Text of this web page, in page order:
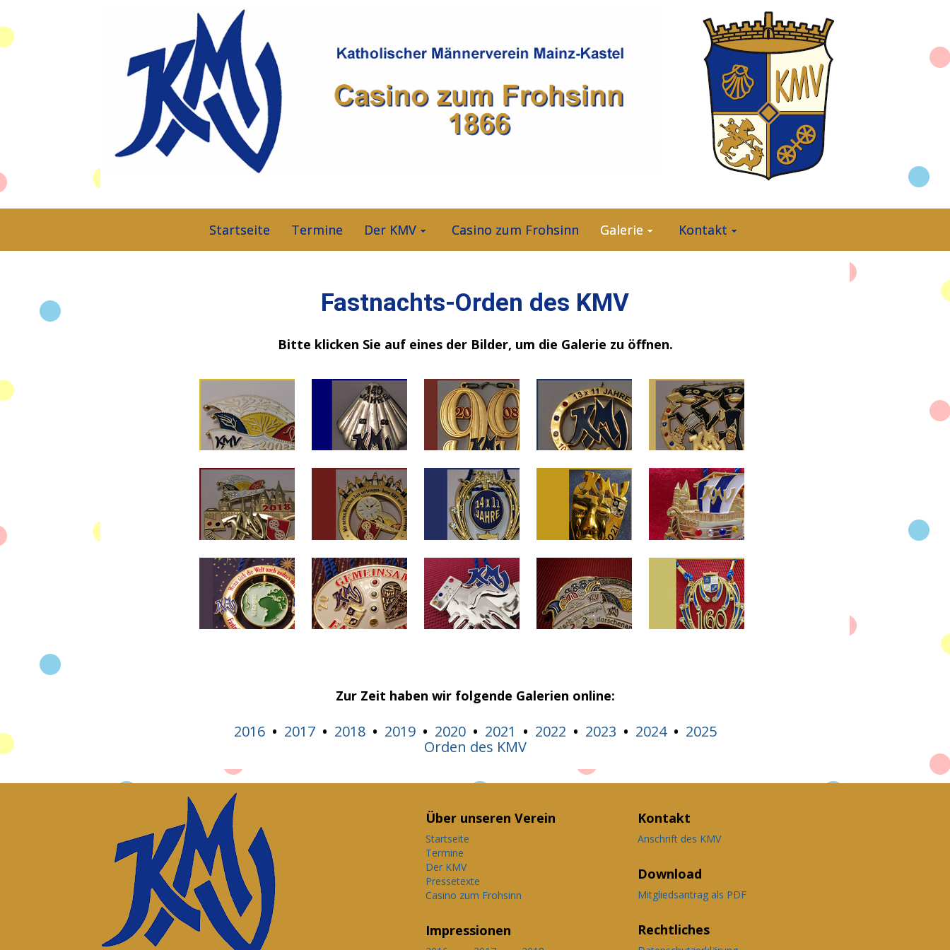
Startseite Termine Der KMV Casino zum Frohsinn Galerie Kontakt
Fastnachts-Orden des KMV
Bitte klicken Sie auf eines der Bilder, um die Galerie zu öffnen.
Zur Zeit haben wir folgende Galerien online:
2016• 2017• 2018• 2019• 2020• 2021 • 2022 • 2023 • 2024• 2025
Orden des KMV
Über unseren Verein
Startseite
Termine
Der KMV
Pressetexte
Casino zum Frohsinn
Impressionen
Kontakt
Anschrift des KMV
Download
Mitgliedsantrag als PDF
Rechtliches